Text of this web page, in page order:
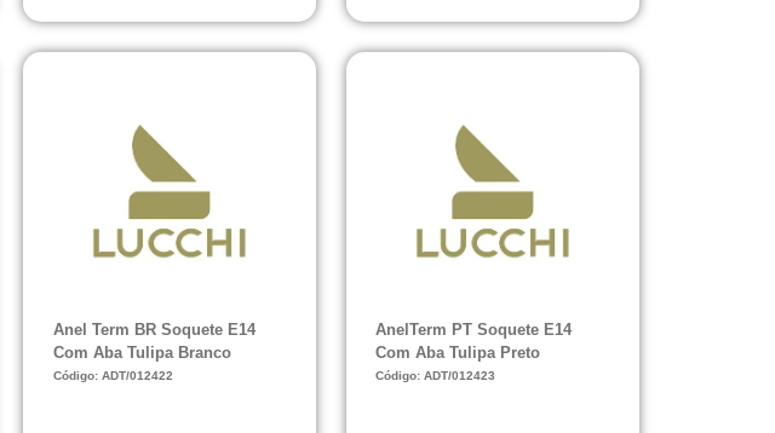
Anel Term BR Soquete E14
Com Aba Tulipa Branco
Código: ADT/012422
AnelTerm PT Soquete E14
Com Aba Tulipa Preto
Código: ADT/012423